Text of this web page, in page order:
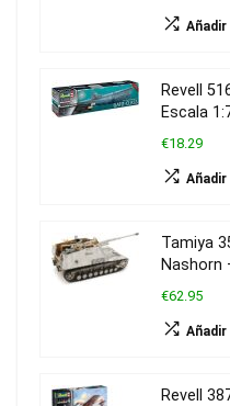
Revell
Escala
€18.29
Tamiya
Nashorn
€62.95
Revell